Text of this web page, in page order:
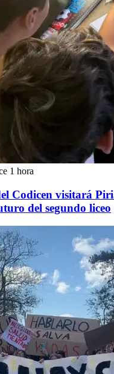
1 hora
Codicen visitará
del segundo liceo